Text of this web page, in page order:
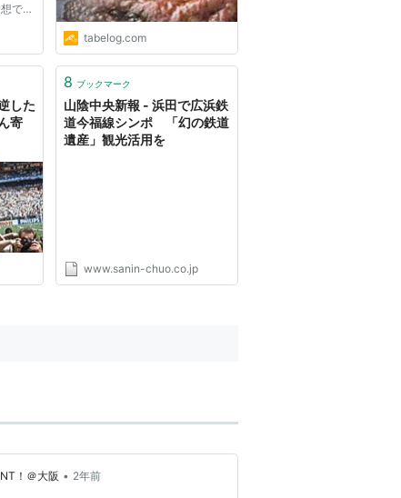
で、
一
素材
tabelog.com
した
寄
8 ブックマーク
山陰中央新報 - 浜田で広浜鉄
道今福線シンポ 「幻の鉄道
遺産」観光活用を
www.sanin-chuo.co.jp
！＠大阪 • 2年前